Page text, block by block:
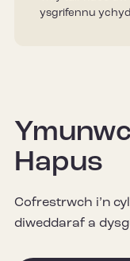
ysgrifennu
Hapus
Cofrestrwch i’n
diweddaraf a